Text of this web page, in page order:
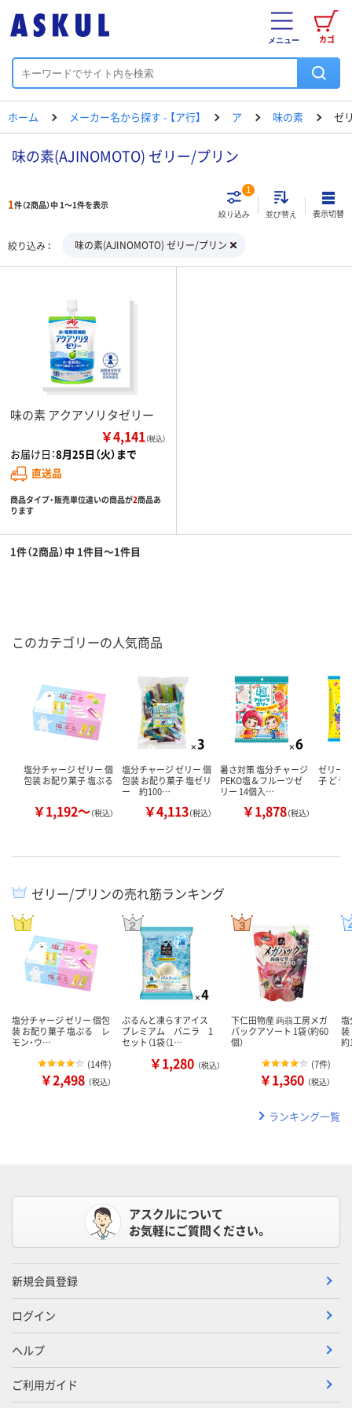
カゴ
メニュー
ホーム メーカー名から探す - 【ア行】 ア 味の素 ゼ
味の素(AJINOMOTO) ゼリー/プリン
1件（2商品）中 1～1件を表示
絞り込み
1
並び替え 表示切替
絞り込み 味の素(AJINOMOTO) ゼリー/プリン
味の素 アクアソリタゼリー
￥4,141（税込）
お届け日：8月25日（火）まで
直送品
商品タイプ・販売単位違いの商品が2商品あ
ります
1件（2商品）中 1件目～1件目
このカテゴリーの人気商品
塩分チャージ ゼリー 個
包装 お配り菓子 塩ぷる
￥1,192～（税込）
塩分チャージ ゼリー 個
包装 お配り菓子 塩ゼリ
ー 約100…
￥4,113（税込）
暑さ対策 塩分チャージ
PEKO塩＆フルーツゼ
リー 14個入…
￥1,878（税込）
ゼリー
子 どう
ゼリー/プリンの売れ筋ランキング
塩分チャージ ゼリー 個包
装 お配り菓子 塩ぷる レ
モン・ウ…
(14件)
￥2,498 （税込）
ぷるんと凍らすアイス
プレミアム バニラ 1
セット（1袋（1…
￥1,280 （税込）
下仁田物産 蒟蒻工房メガ
パックアソート 1袋（約60
個）
(7件)
￥1,360 （税込）
塩
ランキング一覧
アスクルについて
お気軽にご質問ください。
新規会員登録
ログイン
ヘルプ
ご利用ガイド